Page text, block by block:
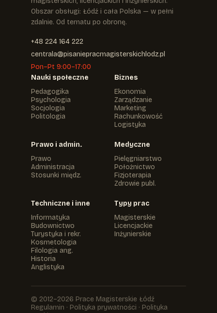
Obszar obsługi: Łódź i cała Polska — w pełni
zdalnie. Od tematu po obronę.
+48 224 164 222
centrala@pisaniepracmagisterskichlodz.pl
Pon–Pt 9:00–17:00
Nauki społeczne
Pedagogika
Psychologia
Socjologia
Politologia
Biznes
Ekonomia
Zarządzanie
Marketing
Rachunkowość
Logistyka
Prawo i admin.
Prawo
Administracja
Stosunki międz.
Medyczne
Pielęgniarstwo
Położnictwo
Fizjoterapia
Zdrowie publ.
Techniczne i inne
Informatyka
Budownictwo
Turystyka i rekr.
Kosmetologia
Filologia ang.
Historia
Anglistyka
Typy prac
Magisterskie
Licencjackie
Inżynierskie
© 2012–2026 Prace Magisterskie Łódź
Regulamin · Polityka prywatności · Polityka